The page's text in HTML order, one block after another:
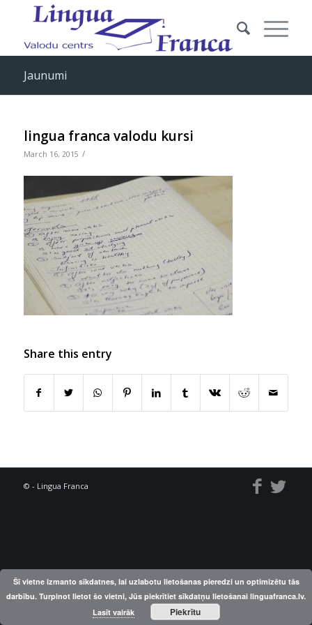
Jaunumi
lingua franca valodu kursi
March 16, 2015 /
Share this entry
© - Lingua Franca
Šī vietne izmanto sīkdatnes, lai uzlabotu lietošanas pieredzi un optimizētu tās
darbību. Turpinot lietot šo vietni, Jūs piekrītiet sīkdatņu lietošanai linguafranca.lv.
Lasīt vairāk
Piekrītu